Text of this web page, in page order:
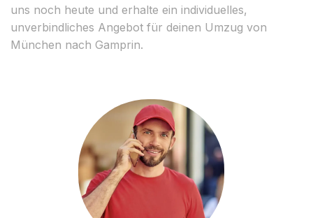
uns noch heute und erhalte ein individuelles,
unverbindliches Angebot für deinen Umzug von
München nach Gamprin.